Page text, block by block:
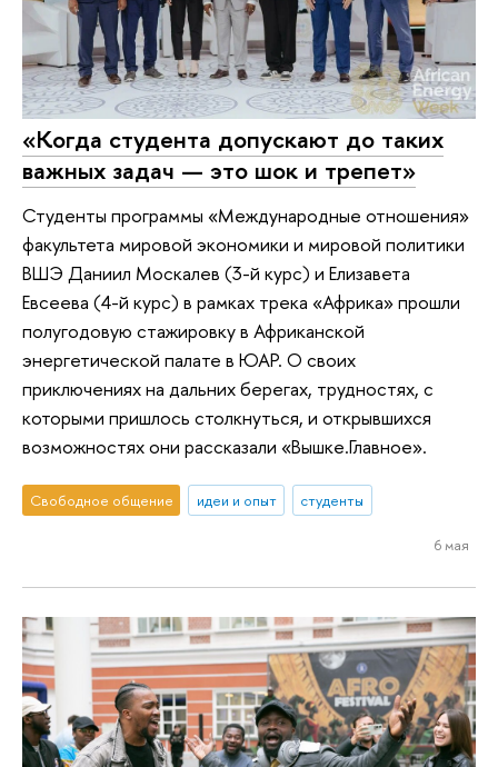
«Когда студента допускают до таких
важных задач — это шок и трепет»
Студенты программы «Международные отношения»
факультета мировой экономики и мировой политики
ВШЭ Даниил Москалев (3-й курс) и Елизавета
Евсеева (4-й курс) в рамках трека «Африка» прошли
полугодовую стажировку в Африканской
энергетической палате в ЮАР. О своих
приключениях на дальних берегах, трудностях, с
которыми пришлось столкнуться, и открывшихся
возможностях они рассказали «Вышке.Главное».
Свободное общение идеи и опыт студенты
6 мая